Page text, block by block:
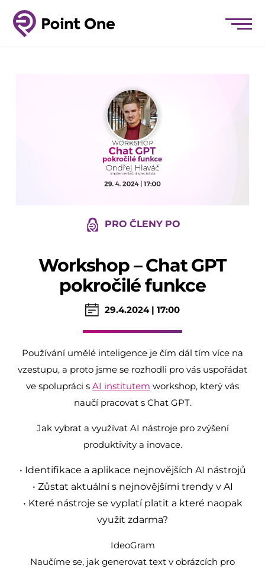
PRO ČLENY PO
Workshop – Chat GPT
pokročilé funkce
29.4.2024 | 17:00
Používání umělé inteligence je čím dál tím více na
vzestupu, a proto jsme se rozhodli pro vás uspořádat
ve spolupráci s AI institutem workshop, který vás
naučí pracovat s Chat GPT.
Jak vybrat a využívat AI nástroje pro zvýšení
produktivity a inovace.
• Identifikace a aplikace nejnovějších AI nástrojů
• Zůstat aktuální s nejnovějšími trendy v AI
• Které nástroje se vyplatí platit a které naopak
využít zdarma?
IdeoGram
Naučíme se, jak generovat text v obrázcích pro